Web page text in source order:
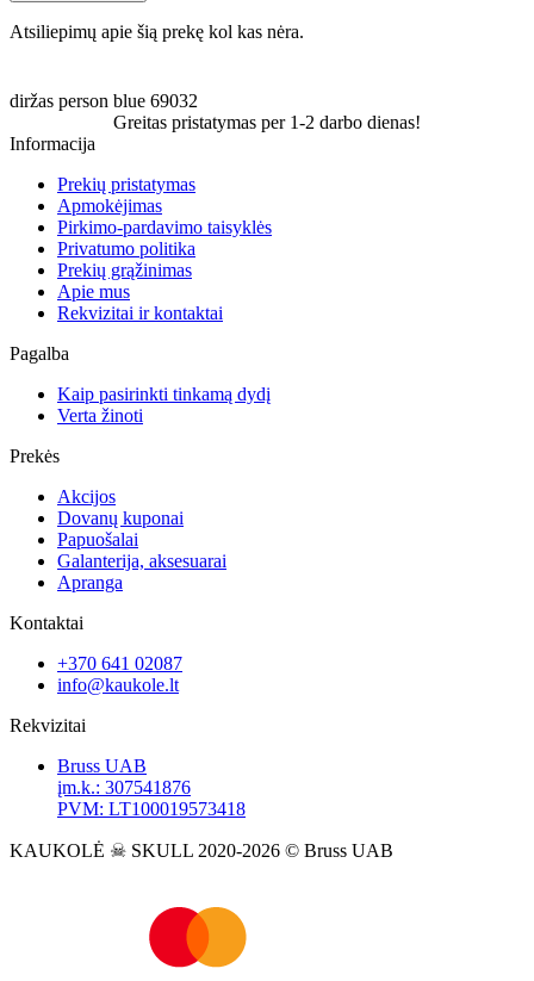
Atsiliepimų apie šią prekę kol kas nėra.
diržas person blue 69032
Greitas pristatymas per 1-2 darbo dienas!
Informacija
Prekių pristatymas
Apmokėjimas
Pirkimo-pardavimo taisyklės
Privatumo politika
Prekių grąžinimas
Apie mus
Rekvizitai ir kontaktai
Pagalba
Kaip pasirinkti tinkamą dydį
Verta žinoti
Prekės
Akcijos
Dovanų kuponai
Papuošalai
Galanterija, aksesuarai
Apranga
Kontaktai
+370 641 02087
info@kaukole.lt
Rekvizitai
Bruss UAB
įm.k.: 307541876
PVM: LT100019573418
KAUKOLĖ ☠ SKULL 2020-2026 © Bruss UAB